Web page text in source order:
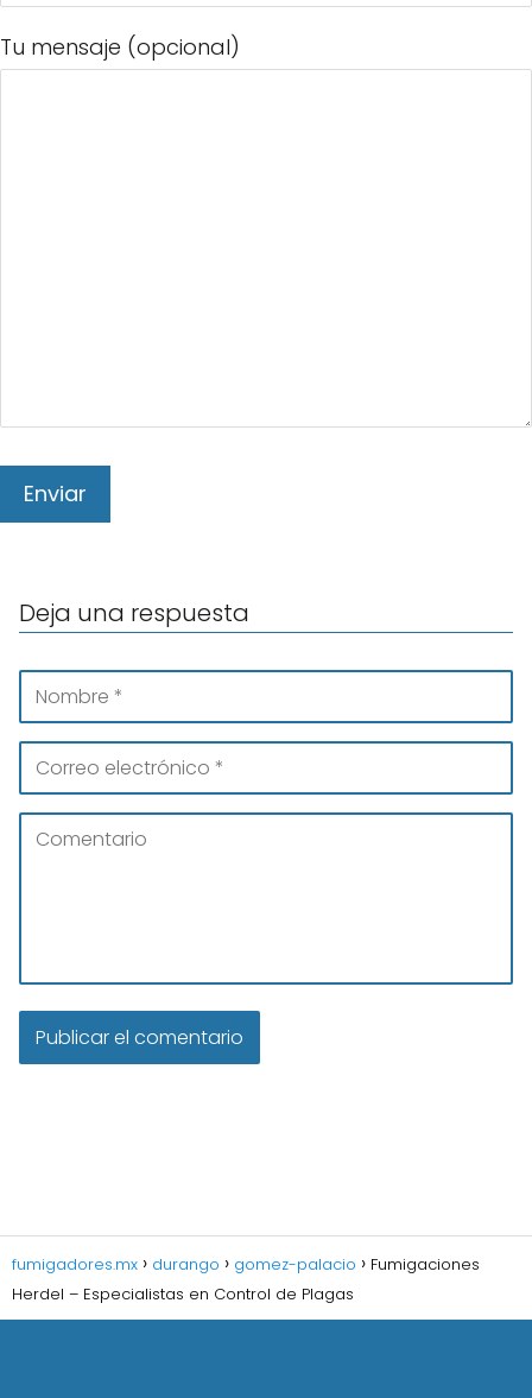
Tu mensaje (opcional)
Deja una respuesta
fumigadores.mx durango gomez-palacio
Fumigaciones
Herdel – Especialistas en Control de Plagas